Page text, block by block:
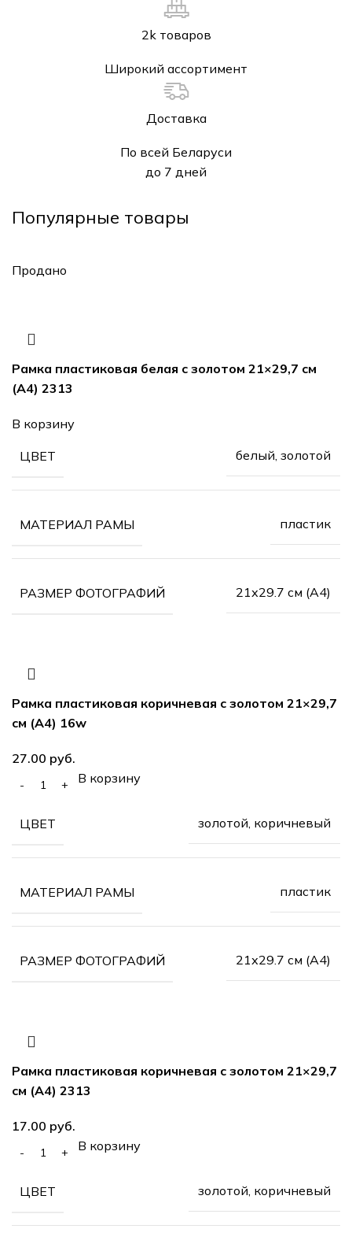
2k товаров
Широкий ассортимент
Доставка
По всей Беларуси
до 7 дней
Популярные товары
Продано
Рамка пластиковая белая с золотом 21×29,7 см
(А4) 2313
В корзину
ЦВЕТ белый, золотой
МАТЕРИАЛ РАМЫ пластик
РАЗМЕР ФОТОГРАФИЙ 21х29.7 см (А4)
Рамка пластиковая коричневая с золотом 21×29,7
см (А4) 16w
руб.
В корзину
ЦВЕТ золотой, коричневый
МАТЕРИАЛ РАМЫ пластик
РАЗМЕР ФОТОГРАФИЙ 21х29.7 см (А4)
Рамка пластиковая коричневая с золотом 21×29,7
см (А4) 2313
руб.
В корзину
ЦВЕТ золотой, коричневый